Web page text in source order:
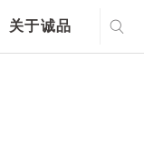
关于诚品